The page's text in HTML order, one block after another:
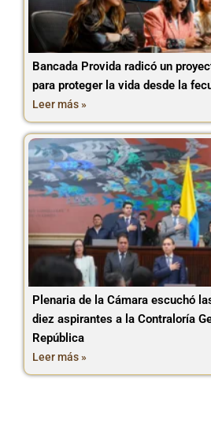
Bancada Provida radicó un
para proteger la vida desde la
Leer más »
Plenaria de la Cámara escuchó
diez aspirantes a la Contraloría
República
Leer más »